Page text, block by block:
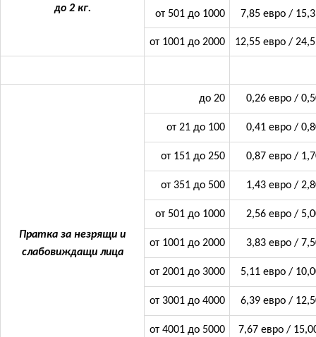
до 2 кг.
от 501 до 1000 7,85 евро /
от 1001 до 2000 12,55 евро /
Пратка за незрящи и
слабовиждащи лица
до 20 0,26 евро /
от 21 до 100 0,41 евро /
от 151 до 250 0,87 евро /
от 351 до 500 1,43 евро /
от 501 до 1000 2,56 евро /
от 1001 до 2000 3,83 евро /
от 2001 до 3000 5,11 евро /
от 3001 до 4000 6,39 евро /
от 4001 до 5000 7,67 евро /